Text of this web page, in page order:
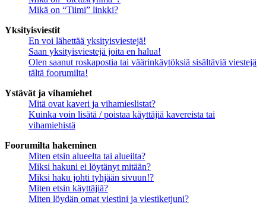
Mikä on “Tiimi” linkki?
Yksityisviestit
En voi lähettää yksityisviestejä!
Saan yksityisviestejä joita en halua!
Olen saanut roskapostia tai väärinkäytöksiä sisältäviä viestejä
tältä foorumilta!
Ystävät ja vihamiehet
Mitä ovat kaveri ja vihamieslistat?
Kuinka voin lisätä / poistaa käyttäjiä kavereista tai
vihamiehistä
Foorumilta hakeminen
Miten etsin alueelta tai alueilta?
Miksi hakuni ei löytänyt mitään?
Miksi haku johti tyhjään sivuun!?
Miten etsin käyttäjiä?
Miten löydän omat viestini ja viestiketjuni?